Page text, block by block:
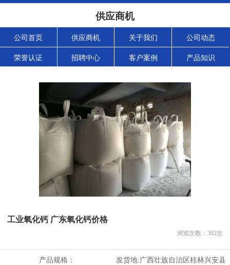
供应商机
公司首页 供应商机 关于我们 公司动态
荣誉认证 招聘中心 客户案例 产品知识
工业氧化钙 广东氧化钙价格
浏览次数： 382次
产品规格： 发货地:广西壮族自治区桂林兴安县